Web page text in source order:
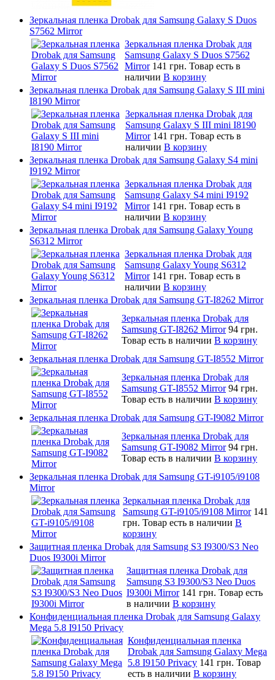
Зеркальная пленка Drobak для Samsung Galaxy S Duos
S7562 Mirror
Зеркальная пленка Drobak для
Samsung Galaxy S Duos S7562
Mirror 141 грн. Товар есть в
наличии В корзину
Зеркальная пленка Drobak для Samsung Galaxy S III mini
I8190 Mirror
Зеркальная пленка Drobak для
Samsung Galaxy S III mini I8190
Mirror 141 грн. Товар есть в
наличии В корзину
Зеркальная пленка Drobak для Samsung Galaxy S4 mini
I9192 Mirror
Зеркальная пленка Drobak для
Samsung Galaxy S4 mini I9192
Mirror 141 грн. Товар есть в
наличии В корзину
Зеркальная пленка Drobak для Samsung Galaxy Young
S6312 Mirror
Зеркальная пленка Drobak для
Samsung Galaxy Young S6312
Mirror 141 грн. Товар есть в
наличии В корзину
Зеркальная пленка Drobak для Samsung GT-I8262 Mirror
Зеркальная пленка Drobak для
Samsung GT-I8262 Mirror 94 грн.
Товар есть в наличии В корзину
Зеркальная пленка Drobak для Samsung GT-I8552 Mirror
Зеркальная пленка Drobak для
Samsung GT-I8552 Mirror 94 грн.
Товар есть в наличии В корзину
Зеркальная пленка Drobak для Samsung GT-I9082 Mirror
Зеркальная пленка Drobak для
Samsung GT-I9082 Mirror 94 грн.
Товар есть в наличии В корзину
Зеркальная пленка Drobak для Samsung GT-i9105/i9108
Mirror
Зеркальная пленка Drobak для
Samsung GT-i9105/i9108 Mirror 141
грн. Товар есть в наличии В
корзину
Защитная пленка Drobak для Samsung S3 I9300/S3 Neo
Duos I9300i Mirror
Защитная пленка Drobak для
Samsung S3 I9300/S3 Neo Duos
I9300i Mirror 141 грн. Товар есть
в наличии В корзину
Конфиденциальная пленка Drobak для Samsung Galaxy
Mega 5.8 I9150 Privacy
Конфиденциальная пленка
Drobak для Samsung Galaxy Mega
5.8 I9150 Privacy 141 грн. Товар
есть в наличии В корзину